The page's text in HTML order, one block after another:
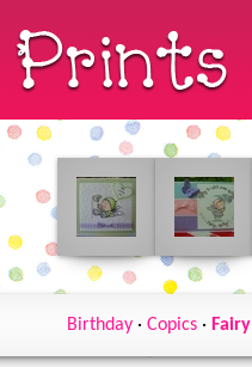
Birthday · Copics ·